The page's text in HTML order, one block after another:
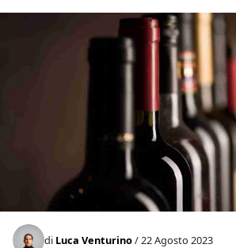
di Luca Venturino/ 22 Agosto 2023